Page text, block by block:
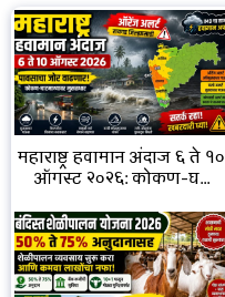
महाराष्ट्र हवामान अंदाज ६ ते १०
ऑगस्ट २०२६: कोकण-घ...